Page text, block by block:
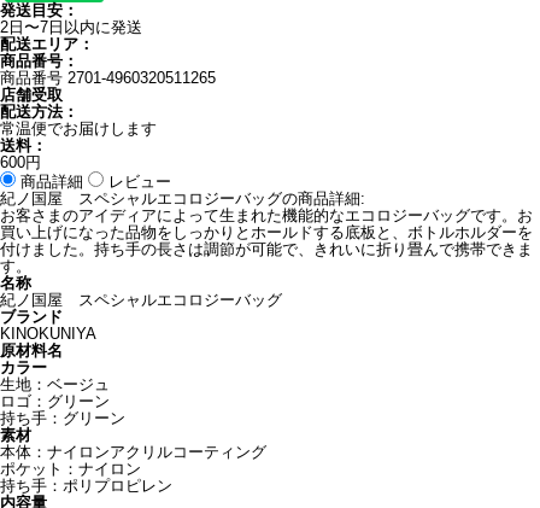
発送目安：
2日〜7日以内に発送
配送エリア：
商品番号：
商品番号 2701-4960320511265
店舗受取
配送方法：
常温便でお届けします
送料：
600円
商品詳細
レビュー
紀ノ国屋 スペシャルエコロジーバッグの商品詳細:
お客さまのアイディアによって生まれた機能的なエコロジーバッグです。お
買い上げになった品物をしっかりとホールドする底板と、ボトルホルダーを
付けました。持ち手の長さは調節が可能で、きれいに折り畳んで携帯できま
す。
名称
紀ノ国屋 スペシャルエコロジーバッグ
ブランド
KINOKUNIYA
原材料名
カラー
生地：ベージュ
ロゴ：グリーン
持ち手：グリーン
素材
本体：ナイロンアクリルコーティング
ポケット：ナイロン
持ち手：ポリプロピレン
内容量